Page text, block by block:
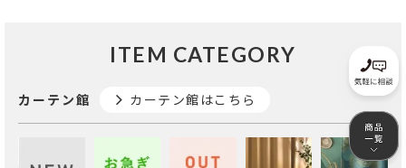
ITEM CATEGORY
カーテン館 カーテン館はこちら